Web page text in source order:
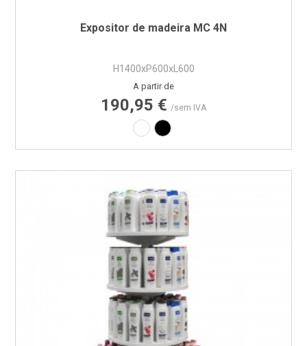
Expositor de madeira MC 4N
H1400xP600xL600
Preço
A partir de
190,95 € /sem IVA
Laminado branco
Laminado preto